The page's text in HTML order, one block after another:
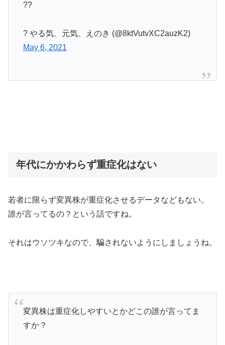
??
? やる気、元気、えのき (@8ktVutvXC2auzK2)
May 6, 2021
年代にかかわらず重症化はない
若者に限らず変異株が重症化させるデータなどもない。
誰が言ってるの？という話ですね。
それはウソツキなので、騙されないようにしましょうね。
変異株は重症化しやすいとかどこの誰が言ってま
すか？